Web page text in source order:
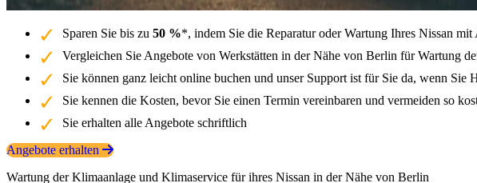
Sparen Sie bis zu 50 %*, indem Sie die Reparatur oder Wartung Ihres Nissan mit
Vergleichen Sie Angebote von Werkstätten in der Nähe von Berlin für Wartung
Sie können ganz leicht online buchen und unser Support ist für Sie da, wenn Sie
Sie kennen die Kosten, bevor Sie einen Termin vereinbaren und vermeiden so
Sie erhalten alle Angebote schriftlich
Angebote erhalten
Wartung der Klimaanlage und Klimaservice für ihres Nissan in der Nähe von Berlin